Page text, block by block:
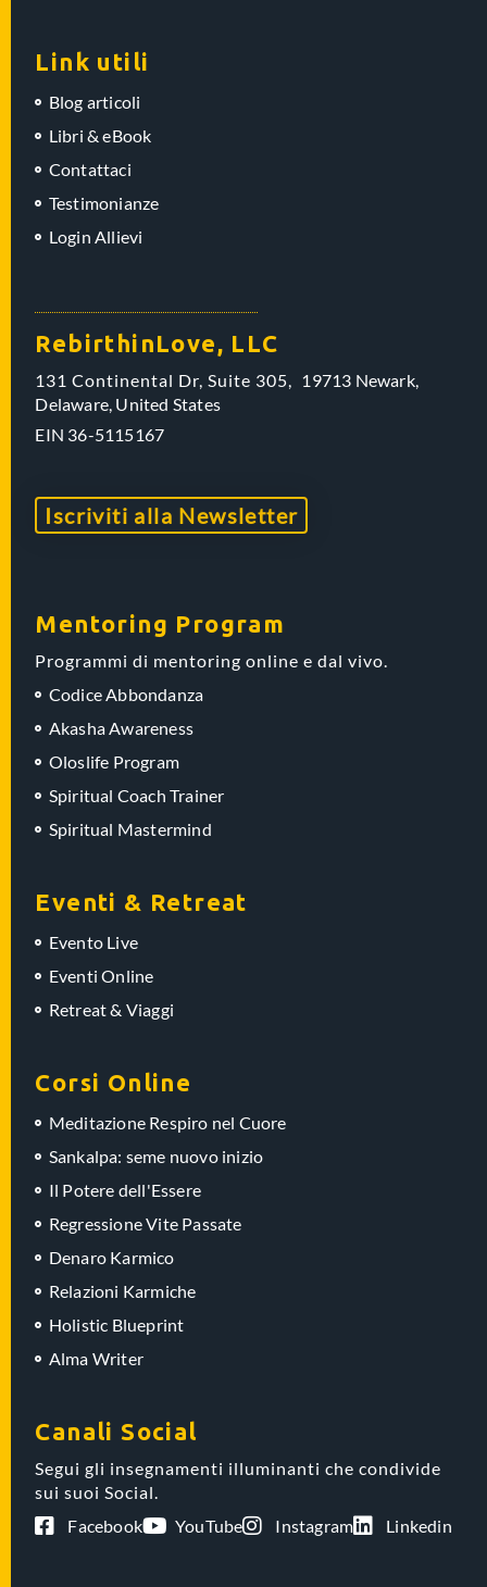
Link utili
Blog articoli
Libri & eBook
Contattaci
Testimonianze
Login Allievi
RebirthinLove, LLC
131 Continental Dr, Suite 305, 19713 Newark,
Delaware, United States
EIN 36-5115167
Iscriviti alla Newsletter
Mentoring Program
Programmi di mentoring online e dal vivo.
Codice Abbondanza
Akasha Awareness
Oloslife Program
Spiritual Coach Trainer
Spiritual Mastermind
Eventi & Retreat
Evento Live
Eventi Online
Retreat & Viaggi
Corsi Online
Meditazione Respiro nel Cuore
Sankalpa: seme nuovo inizio
Il Potere dell'Essere
Regressione Vite Passate
Denaro Karmico
Relazioni Karmiche
Holistic Blueprint
Alma Writer
Canali Social
Segui gli insegnamenti illuminanti che condivide
sui suoi Social.
Facebook
YouTube Instagram Linkedin